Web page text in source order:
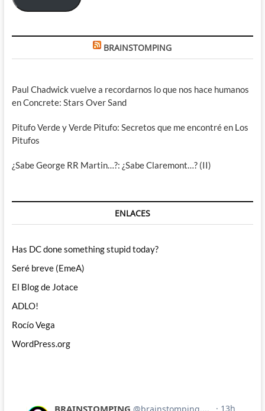
BRAINSTOMPING
Paul Chadwick vuelve a recordarnos lo que nos hace humanos
en Concrete: Stars Over Sand
Pitufo Verde y Verde Pitufo: Secretos que me encontré en Los
Pitufos
¿Sabe George RR Martin…?: ¿Sabe Claremont…? (II)
ENLACES
Has DC done something stupid today?
Seré breve (EmeA)
El Blog de Jotace
ADLO!
Rocío Vega
WordPress.org